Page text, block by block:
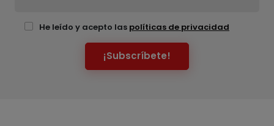
He leído y acepto las políticas de privacidad
¡Subscríbete!